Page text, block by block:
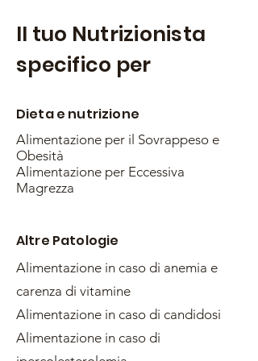
Il tuo Nutrizionista
specifico per
Dieta e nutrizione
Alimentazione per il Sovrappeso e
Obesità
Alimentazione per Eccessiva
Magrezza
Altre Patologie
Alimentazione in caso di anemia e
carenza di vitamine
Alimentazione in caso di candidosi
Alimentazione in caso di